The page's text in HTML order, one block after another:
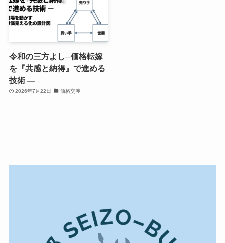
令和の三方よし─価格転嫁
を『共感と納得』で進める
技術 ―
2026年7月22日 価格交渉